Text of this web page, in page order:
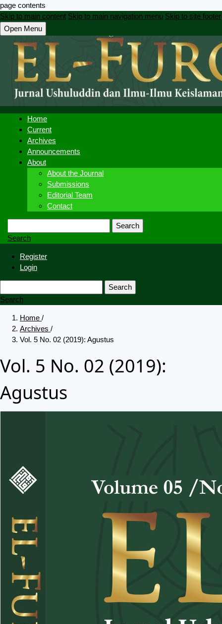
page contents
Skip to main content Skip to main navigation menu Skip to site footer
Open Menu
Home
Current
Archives
Announcements
About
About the Journal
Submissions
Editorial Team
Contact
Search
Search
Register
Login
Search
Search
Home /
Archives /
Vol. 5 No. 02 (2019): Agustus
Vol. 5 No. 02 (2019):
Agustus